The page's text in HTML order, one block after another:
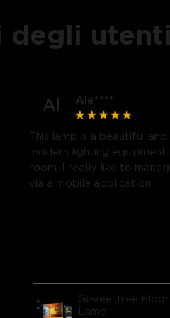
degli utenti
Al Ale****
This lamp is a beautiful and
modern lighting equipment
room. I really like to
via a mobile application.
Govee Tree Floor
Lamp